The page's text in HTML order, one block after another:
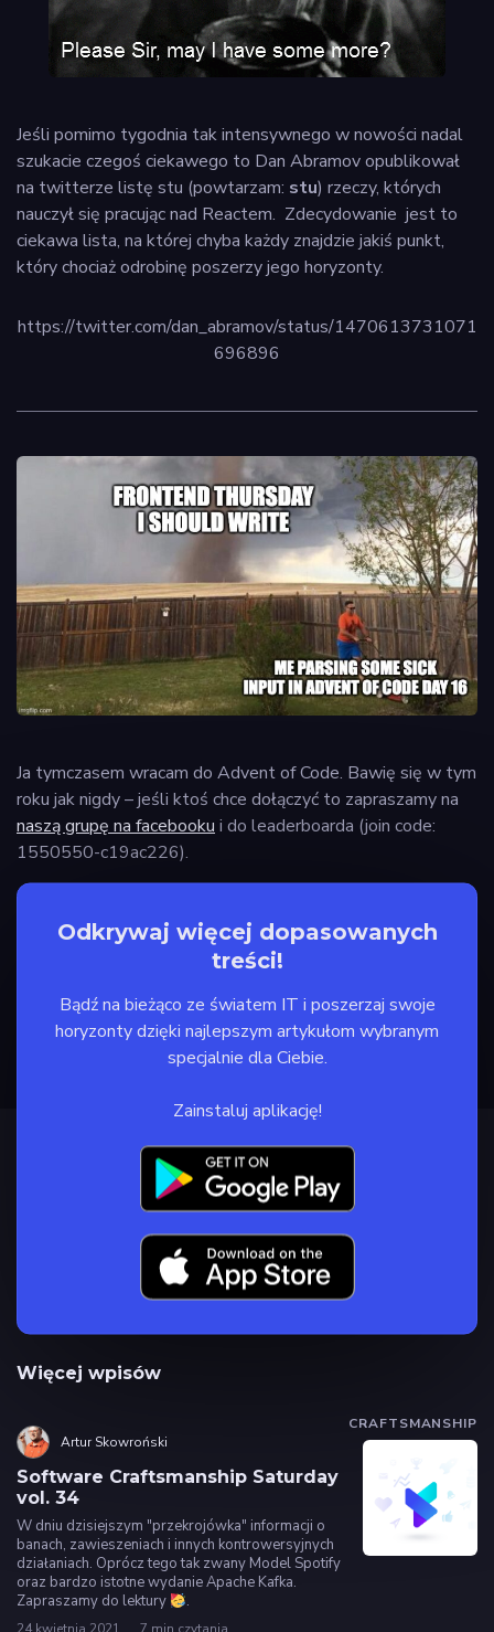
Jeśli pomimo tygodnia tak intensywnego w nowości nadal
szukacie czegoś ciekawego to Dan Abramov opublikował
na twitterze listę stu (powtarzam: stu) rzeczy, których
nauczył się pracując nad Reactem. Zdecydowanie jest to
ciekawa lista, na której chyba każdy znajdzie jakiś punkt,
który chociaż odrobinę poszerzy jego horyzonty.
https://twitter.com/dan_abramov/status/1470613731071
696896
Ja tymczasem wracam do Advent of Code. Bawię się w tym
roku jak nigdy – jeśli ktoś chce dołączyć to zapraszamy na
naszą grupę na facebooku i do leaderboarda (join code:
1550550-c19ac226).
Odkrywaj więcej dopasowanych
treści!
Bądź na bieżąco ze światem IT i poszerzaj swoje
horyzonty dzięki najlepszym artykułom wybranym
specjalnie dla Ciebie.
Zainstaluj aplikację!
Więcej wpisów
CRAFTSMANSHIP
Artur Skowroński
Software Craftsmanship Saturday
vol. 34
W dniu dzisiejszym "przekrojówka" informacji o
banach, zawieszeniach i innych kontrowersyjnych
działaniach. Oprócz tego tak zwany Model Spotify
oraz bardzo istotne wydanie Apache Kafka.
Zapraszamy do lektury
.